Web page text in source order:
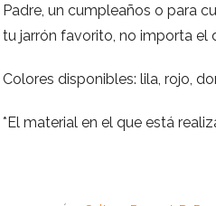
Padre, un cumpleaños o para
tu jarrón favorito, no importa el
Colores disponibles: lila, rojo,
*El material en el que está